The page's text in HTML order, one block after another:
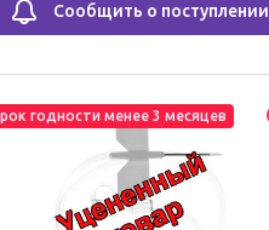
Сообщить о поступлении
годности менее 3 месяцев